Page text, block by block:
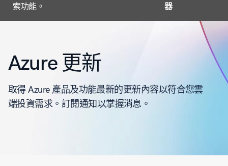
索功能。
器
Azure 更新
取得 Azure 產品及功能最新的更新內容以符合您雲
端投資需求。訂閱通知以掌握消息。